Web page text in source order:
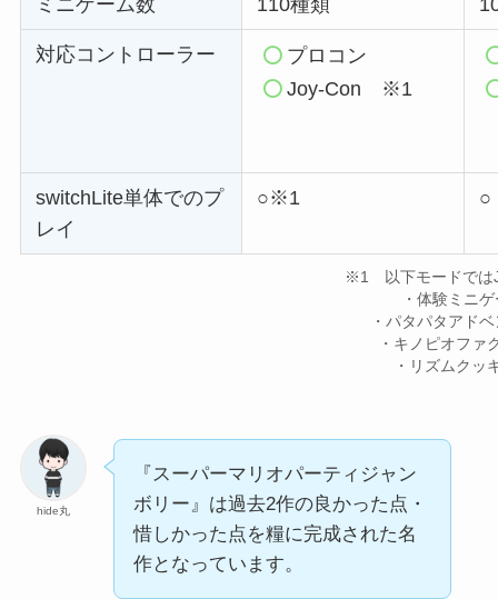
対応コントローラー
プロコン
Joy-Con ※1
switchLite単体でのプ
レイ
○※1 ○
※1 以下モードでは
・体験ミニ
・パタパタアド
・キノピオファ
・リズムクッ
hide丸
『スーパーマリオパーティジャン
ボリー』は過去2作の良かった点・
惜しかった点を糧に完成された名
作となっています。